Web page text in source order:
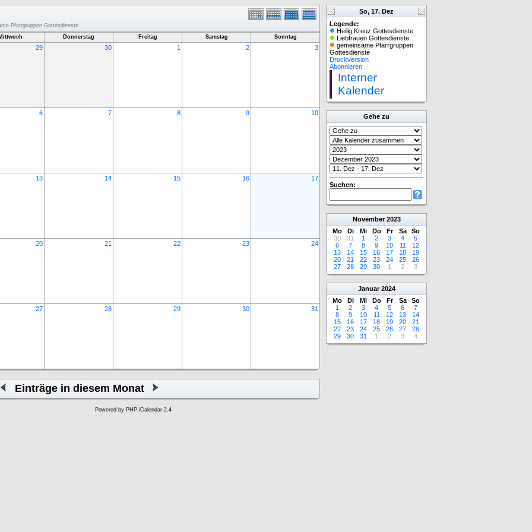
Pfarrgruppen Gottesdienste
Donnerstag Freitag Samstag Sonntag
29 30 1 2 3
6 7 8 9 10
13 14 15 16 17
20 21 22 23 24
27 28 29 30 31
Einträge in diesem Monat
So, 17. Dez
Legende:
Heilig Kreuz Gottesdienste
Liebfrauen Gottesdienste
gemeinsame Pfarrgruppen
Gottesdienste
Druckversion
Abonnieren
Interner
Kalender
Gehe zu
Suchen:
November 2023
Mo
Di Mi Do Fr Sa
So
30
31 1 2 3 4
5
6
7 8 9 10 11
12
13
14 15 16 17 18
19
20
21 22 23 24 25
26
27
28 29 30 1 2 3
Januar 2024
Mo
Di Mi Do Fr Sa
So
1
2 3 4 5 6
7
8
9 10 11 12 13
14
15
16 17 18 19 20
21
22
23 24 25 26 27
28
29
30 31 1 2 3 4
Powered by PHP iCalendar 2.4